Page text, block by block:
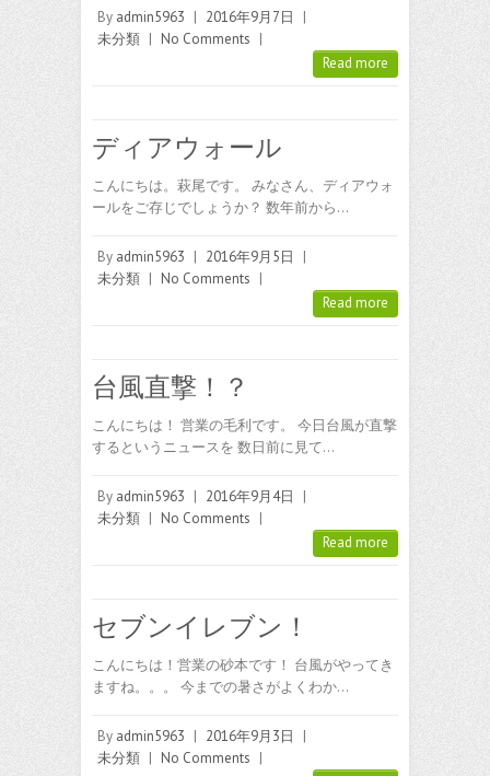
By admin5963 | 2016年9月7日
|
未分類 | No Comments |
Read more
ディアウォール
こんにちは。萩尾です。 みなさん、ディアウォ
ールをご存じでしょうか？ 数年前から…
By admin5963 | 2016年9月5日
|
未分類 | No Comments |
Read more
台風直撃！？
こんにちは！ 営業の毛利です。 今日台風が直撃
するというニュースを 数日前に見て…
By admin5963 | 2016年9月4日
|
未分類 | No Comments |
Read more
セブンイレブン！
こんにちは！営業の砂本です！ 台風がやってき
ますね。。。 今までの暑さがよくわか…
By admin5963 | 2016年9月3日
|
未分類 | No Comments |